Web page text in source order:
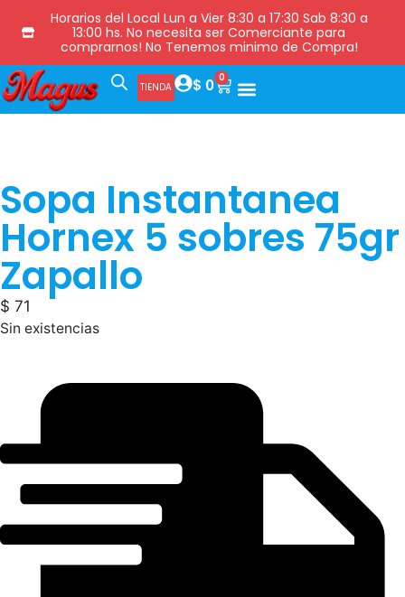
Horarios del Local Lun a Vier 8:30 a 17:30 Sab 8:30 a
13:00 hs. No necesita ser Comerciante para
comprarnos! No Tenemos minimo de Compra!
TIENDA $ 0 0
Sopa Instantanea
Hornex 5 sobres 75gr
Zapallo
$ 71
Sin existencias